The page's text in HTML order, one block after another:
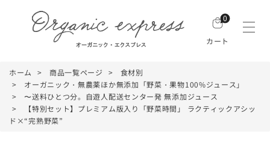
0
カート
ホーム 商品一覧ページ
食材別
オーガニック・無農薬ほか無添加「野菜・果物100%ジュース」
〜送料ひとつ分。自遊人配送センター発 無添加ジュース
【特別セット】プレミアム版入り「野菜時間」 ラクティックアシッ
ド×“完熟野菜”